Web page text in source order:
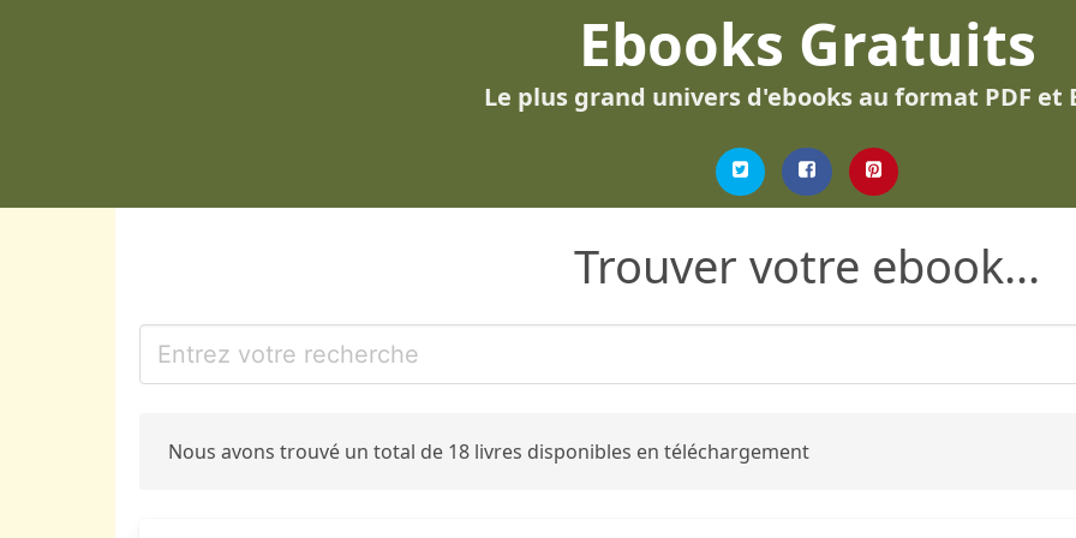
Ebooks Gratuits
Le plus grand univers d'ebooks au format PDF et
Trouver votre ebook...
Nous avons trouvé un total de 18 livres disponibles en téléchargement